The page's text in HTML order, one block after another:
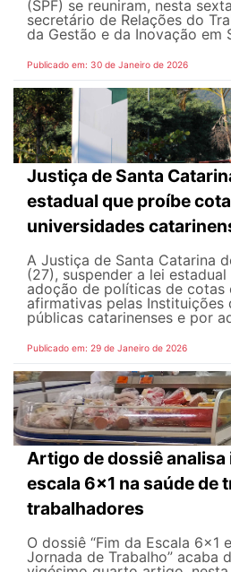
(SPF) se reuniram, nesta
secretário de Relações do
da Gestão e da Inovação em
Publicado em: 30 de Janeiro de 2026
Justiça de Santa
estadual que proíbe
universidades
A Justiça de Santa Catarina
(27), suspender a lei
adoção de políticas de cotas
afirmativas pelas Instituições
públicas catarinenses e por
Publicado em: 29 de Janeiro de 2026
Artigo de dossiê analisa
escala 6×1 na saúde de
trabalhadores
O dossiê “Fim da Escala 6×1
Jornada de Trabalho” acaba